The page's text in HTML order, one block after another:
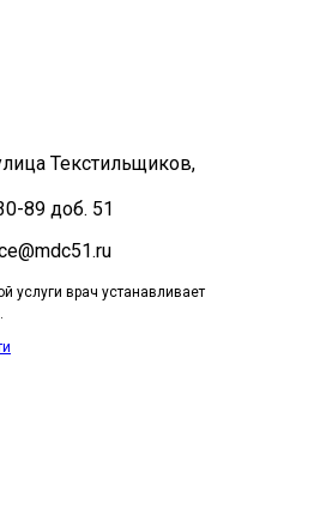
Текстильщиков,
89 доб. 51
услуги врач устанавливает